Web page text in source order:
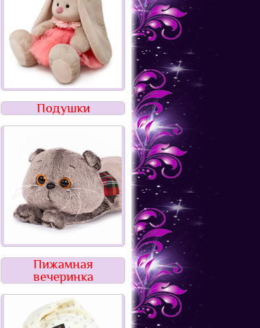
Подушки
Пижамная
вечеринка